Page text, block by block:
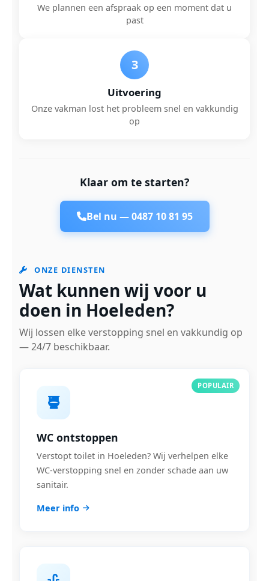
We plannen een afspraak op een moment dat u
past
3
Uitvoering
Onze vakman lost het probleem snel en vakkundig
op
Klaar om te starten?
Bel nu —0487 10 81 95
ONZE DIENSTEN
Wat kunnen wij voor u
doen in Hoeleden?
Wij lossen elke verstopping snel en vakkundig op
— 24/7 beschikbaar.
POPULAIR
WC ontstoppen
Verstopt toilet in Hoeleden? Wij verhelpen elke
WC-verstopping snel en zonder schade aan uw
sanitair.
Meer info